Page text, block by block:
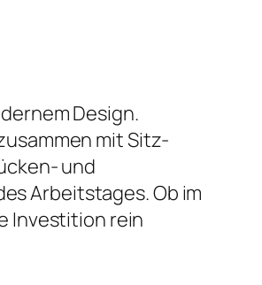
Design.
mit Sitz-
und
Arbeitstages. Ob im
Investition rein